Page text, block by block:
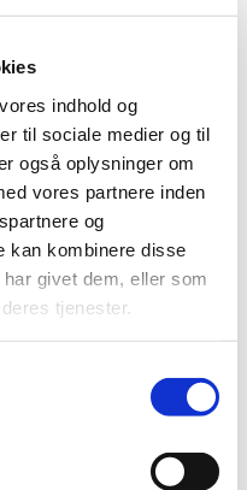
indhold og
til sociale medier og til
også oplysninger om
vores partnere inden
og
kan kombinere disse
givet dem, eller som
tjenester.
Varer